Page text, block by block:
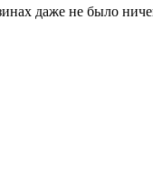
даже не было